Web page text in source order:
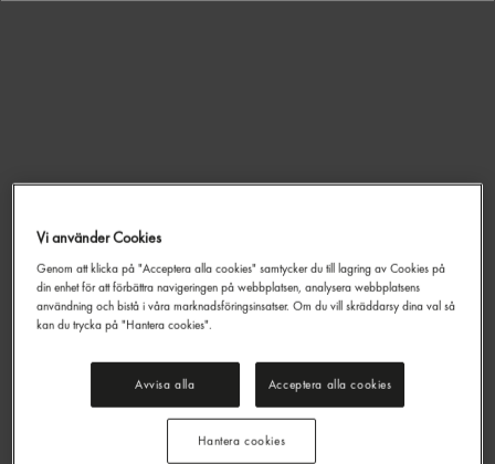
Smakis25cl
EAN: 17311672270258
Generell produktinfo
Vi använder Cookies
Genom att klicka på "Acceptera alla cookies" samtycker du till lagring av Cookies på
din enhet för att förbättra navigeringen på webbplatsen, analysera webbplatsens
användning och bistå i våra marknadsföringsinsatser. Om du vill skräddarsy dina val så
kan du trycka på "Hantera cookies".
Avvisa alla Acceptera alla cookies
Hantera cookies